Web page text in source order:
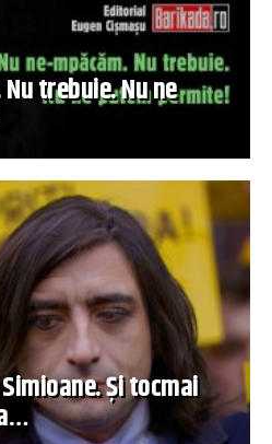
trebuie. Nu ne
Și tocmai